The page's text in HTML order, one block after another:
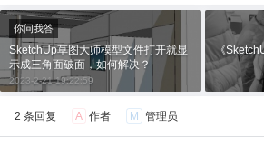
20 元 50 元
你问我答
SketchUp草图大师模型文件打开就显
示成三角面破面，如何解决？
2023-2-21 19:22:59
《
2 条回复 A 作者 M 管理员
您没有权限发布内容，请购买会
限。